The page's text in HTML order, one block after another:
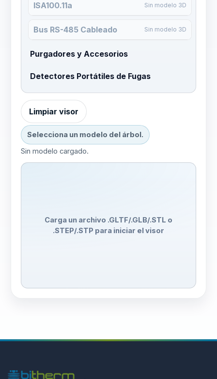
ISA100.11a Sin modelo 3D
Bus RS-485 Cableado Sin modelo 3D
Purgadores y Accesorios
Detectores Portátiles de Fugas
Limpiar visor
Selecciona un modelo del árbol.
Sin modelo cargado.